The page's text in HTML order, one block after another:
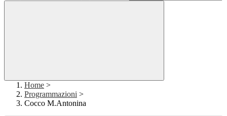
Home >
Programmazioni >
Cocco M.Antonina